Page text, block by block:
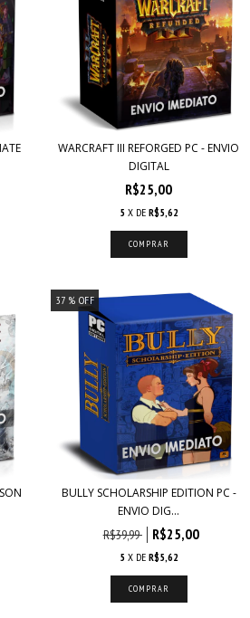
WARCRAFT III REFORGED PC - ENVIO
DIGITAL
R$25,00
5 X DE R$5,62
37% OFF
BULLY SCHOLARSHIP EDITION PC -
ENVIO DIG...
R$39,99 R$25,00
5 X DE R$5,62